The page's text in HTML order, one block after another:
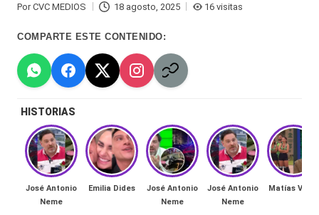
C
hi
le
n
a
🔥
R
-
Tv
redes
lacvc.com
PorCVC MEDIOS 18 agosto, 2025 16 visitas
COMPARTE ESTE CONTENIDO:
HISTORIAS
José Antonio
Neme
Emilia Dides
José Antonio
Neme
José Antonio
Neme
Matías Vega